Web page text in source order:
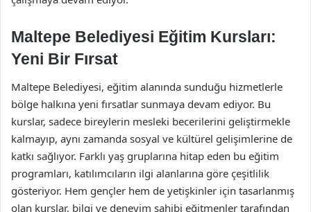
Maltepe Belediyesi Eğitim Kursları:
Yeni Bir Fırsat
Maltepe Belediyesi, eğitim alanında sunduğu hizmetlerle
bölge halkına yeni fırsatlar sunmaya devam ediyor. Bu
kurslar, sadece bireylerin mesleki becerilerini geliştirmekle
kalmayıp, aynı zamanda sosyal ve kültürel gelişimlerine de
katkı sağlıyor. Farklı yaş gruplarına hitap eden bu eğitim
programları, katılımcıların ilgi alanlarına göre çeşitlilik
gösteriyor. Hem gençler hem de yetişkinler için tasarlanmış
olan kurslar, bilgi ve deneyim sahibi eğitmenler tarafından